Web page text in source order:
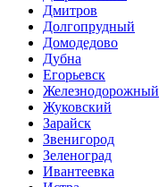
Дмитров
Долгопрудный
Домодедово
Дубна
Егорьевск
Железнодорожный
Жуковский
Зарайск
Звенигород
Зеленоград
Ивантеевка